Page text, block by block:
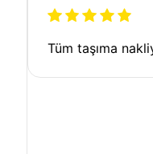
Tüm taşıma